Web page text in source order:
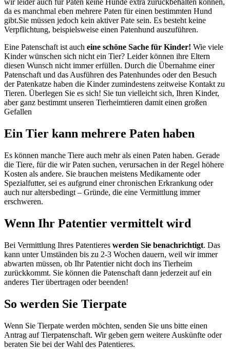
wir leider auch für Paten keine Hunde extra zurückbehalten können,
da es manchmal eben mehrere Paten für einen bestimmten Hund
gibt.Sie müssen jedoch kein aktiver Pate sein. Es besteht keine
Verpflichtung, beispielsweise einen Patenhund auszuführen.
Eine Patenschaft ist auch eine schöne Sache für Kinder! Wie viele
Kinder wünschen sich nicht ein Tier? Leider können ihre Eltern
diesen Wunsch nicht immer erfüllen. Durch die Übernahme einer
Patenschaft und das Ausführen des Patenhundes oder den Besuch
der Patenkatze haben die Kinder zumindestens zeitweise Kontakt zu
Tieren. Überlegen Sie es sich! Sie tun vielleicht sich, Ihren Kinder,
aber ganz bestimmt unseren Tierheimtieren damit einen großen
Gefallen
Ein Tier kann mehrere Paten haben
Es können manche Tiere auch mehr als einen Paten haben. Gerade
die Tiere, für die wir Paten suchen, verursachen in der Regel höhere
Kosten als andere. Sie brauchen meistens Medikamente oder
Spezialfutter, sei es aufgrund einer chronischen Erkrankung oder
auch nur altersbedingt – Gründe, die eine Vermittlung immer
erschweren.
Wenn Ihr Patentier vermittelt wird
Bei Vermittlung Ihres Patentieres werden Sie benachrichtigt. Das
kann unter Umständen bis zu 2-3 Wochen dauern, weil wir immer
abwarten müssen, ob Ihr Patentier nicht doch ins Tierheim
zurückkommt. Sie können die Patenschaft dann jederzeit auf ein
anderes Tier übertragen oder beenden!
So werden Sie Tierpate
Wenn Sie Tierpate werden möchten, senden Sie uns bitte einen
Antrag auf Tierpatenschaft. Wir geben gern weitere Auskünfte oder
beraten Sie bei der Wahl des Patentieres.